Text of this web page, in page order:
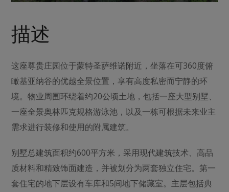
描述
这座尊贵庄园位于蒙特圣萨维诺附近，坐落在可360度俯
瞰基亚纳谷的优越全景位置，享有高度私密而宁静的环
境。物业周围环绕着约20公顷土地，包括一座大型别墅、
一座全景奥林匹克规格游泳池，以及一栋可根据未来业主
需求进行装修和使用的附属建筑。
别墅总建筑面积约600平方米，采用现代建筑技术、高品
质材料和精致饰面建造，并被划分为两套独立住宅。第一
套住宅的地下层设有车库和5间地下储藏室。主层包括典